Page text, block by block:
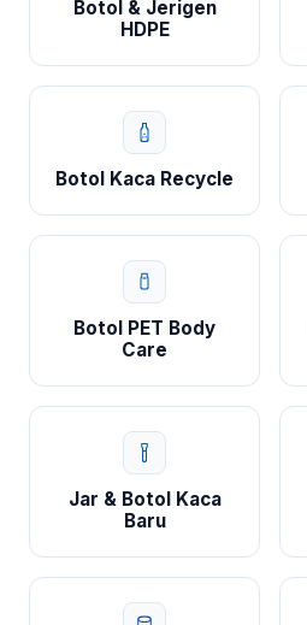
Botol & Jerigen
HDPE
Botol Kaca Recycle
Botol PET Body
Care
Jar & Botol Kaca
Baru